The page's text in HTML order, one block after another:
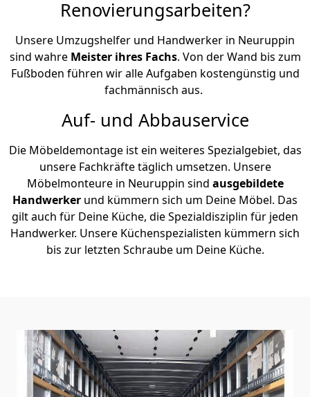
Renovierungsarbeiten?
Unsere Umzugshelfer und Handwerker in Neuruppin
sind wahre Meister ihres Fachs. Von der Wand bis zum
Fußboden führen wir alle Aufgaben kostengünstig und
fachmännisch aus.
Auf- und Abbauservice
Die Möbeldemontage ist ein weiteres Spezialgebiet, das
unsere Fachkräfte täglich umsetzen. Unsere
Möbelmonteure in Neuruppin sind ausgebildete
Handwerker und kümmern sich um Deine Möbel. Das
gilt auch für Deine Küche, die Spezialdisziplin für jeden
Handwerker. Unsere Küchenspezialisten kümmern sich
bis zur letzten Schraube um Deine Küche.